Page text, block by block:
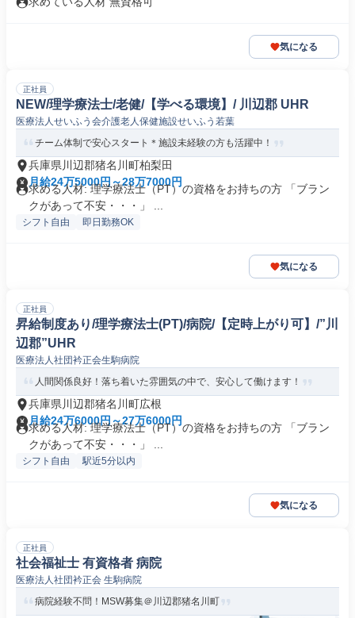
気になる
正社員
NEW/理学療法士/老健/【学べる環境】/ 川辺郡 UHR
医療法人せいふう会介護老人保健施設せいふう若葉
チーム体制で安心スタート＊施設未経験の方も活躍中！
兵庫県川辺郡猪名川町柏梨田
月給24万5000円～28万7000円
求める人材: 理学療法士（PT）の資格をお持ちの方 「ブラン
クがあって不安・・・」 ...
シフト自由 即日勤務OK
気になる
正社員
昇給制度あり/理学療法士(PT)/病院/【定時上がり可】/”川
辺郡”UHR
医療法人社団衿正会生駒病院
人間関係良好！落ち着いた雰囲気の中で、安心して働けます！
兵庫県川辺郡猪名川町広根
月給24万6000円～27万6000円
求める人材: 理学療法士（PT）の資格をお持ちの方 「ブラン
クがあって不安・・・」 ...
シフト自由 駅近5分以内
気になる
正社員
社会福祉士 有資格者 病院
医療法人社団衿正会 生駒病院
病院経験不問！MSW募集＠川辺郡猪名川町